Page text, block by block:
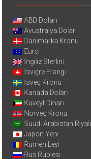
ABD Doları
Avustralya Doları
Danimarka Kronu
Euro
İngiliz Sterlini
İsviçre Frangı
İsveç Kronu
Kanada Doları
Kuveyt Dinarı
Norveç Kronu
Suudi Arabistan Riyali
Japon Yeni
Rumen Leyi
Rus Rublesi